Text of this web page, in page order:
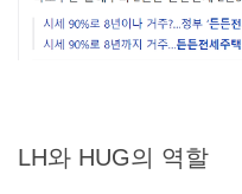
LH와 HUG의 역할